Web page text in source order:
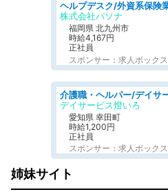
株式会社パソナ
福岡県 北九州市
時給4,167円
正社員
スポンサー：求人ボックス
デイサービス燈いろ
愛知県 幸田町
時給1,200円
正社員
スポンサー：求人ボックス
姉妹サイト